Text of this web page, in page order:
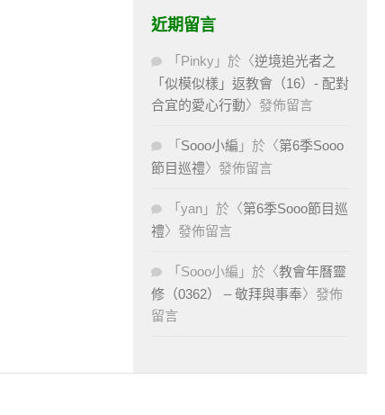
近期留言
「 Pinky 」於〈逆境追光者之
「似模似樣」返教會（16）- 配對
合宜的愛心行動〉發佈留言
「 Sooo小編 」於〈第6季Sooo
節目巡禮〉發佈留言
「 yan 」於〈第6季Sooo節目巡
禮〉發佈留言
「 Sooo小編 」於〈教會年曆靈
修（0362） – 敬拜與事奉〉發佈
留言